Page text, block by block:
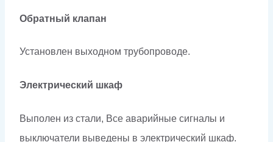
Обратный клапан
Установлен выходном трубопроводе.
Электрический шкаф
Выполен из стали, Все аварийные сигналы и
выключатели выведены в электрический шкаф.